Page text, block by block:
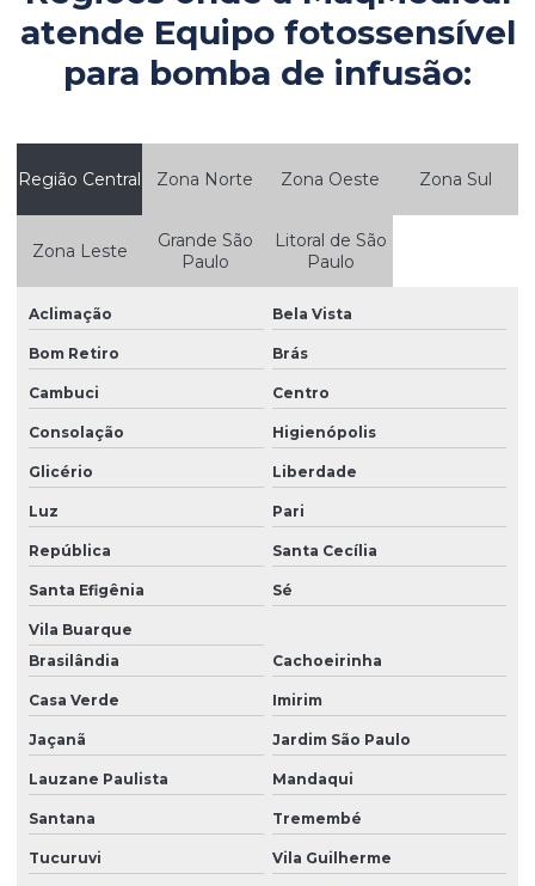
Consultoria em manutenção hospitalar
Consultoria em parque tecnológico hospitalar
Controle de equipamentos médicos
Controle patrimonial hospitalar
Empresa de produtos medicos hospitalares
Empresas de equipamentos hospitalares
Empresas de equipamentos médicos
Empresas de equipamentos medicos hospitalares
Engenharia clínica para clínicas médicas
Engenharia clínica especializada
Engenharia clínica para hospitais
Engenharia clínica hospitalar
Equipamentos médicos
Equipamentos médicos hospitalares
Equipo bomba de infusão
Equipo bomba mdk
Equipo bomba mdk no espírito santo
Equipo bomba mdk em são paulo
Equipo bomba mdk em sp
atende Equipo fotossensível
para bomba de infusão:
Região Central Zona Norte Zona Oeste Zona Sul
Zona Leste
Grande São
Paulo
Litoral de São
Paulo
Aclimação Bela Vista
Bom Retiro Brás
Cambuci Centro
Consolação Higienópolis
Glicério Liberdade
Luz Pari
República Santa Cecília
Santa Efigênia Sé
Vila Buarque
Brasilândia
Cachoeirinha
Casa Verde Imirim
Jaçanã Jardim São Paulo
Lauzane Paulista Mandaqui
Santana Tremembé
Tucuruvi Vila Guilherme